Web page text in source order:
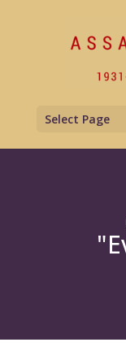
Select Page